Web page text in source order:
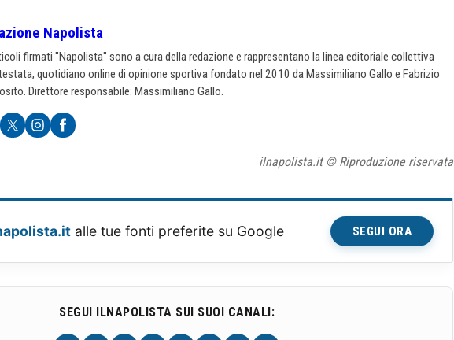
Napolista
firmati "Napolista" sono a cura della redazione e rappresentano la linea editoriale collettiva
quotidiano online di opinione sportiva fondato nel 2010 da Massimiliano Gallo e Fabrizio
Direttore responsabile: Massimiliano Gallo.
ilnapolista.it © Riproduzione riservata
alle tue fonti preferite su Google SEGUI ORA
SEGUI ILNAPOLISTA SUI SUOI CANALI: